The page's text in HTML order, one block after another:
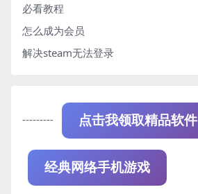
必看教程
怎么成为会员
解决steam无法登录
--------- 点击我领取精品软件
经典网络手机游戏